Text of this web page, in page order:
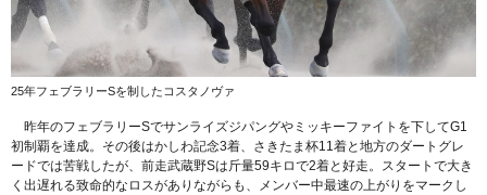
25年フェブラリーSを制したコスタノヴァ
昨年のフェブラリーSでサンライズジパングやミッキーファイトを下してG1
初制覇を達成。その後はかしわ記念3着、さきたま杯11着と地方のダートグレ
ードでは苦戦したが、前走武蔵野Sは斤量59キロで2着と好走。スタートで大き
く出遅れる致命的なロスがありながらも、メンバー中最速の上がりをマークし